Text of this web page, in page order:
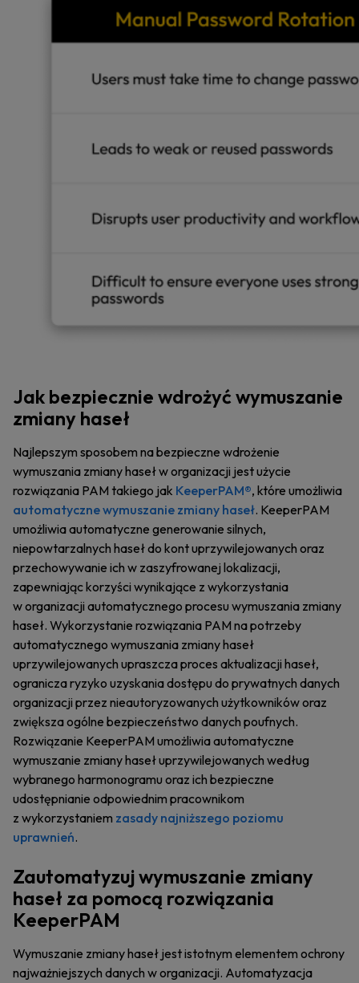
Jak bezpiecznie wdrożyć wymuszanie
zmiany haseł
Najlepszym sposobem na bezpieczne wdrożenie
wymuszania zmiany haseł w organizacji jest użycie
rozwiązania PAM takiego jak KeeperPAM®, które umożliwia
automatyczne wymuszanie zmiany haseł. KeeperPAM
umożliwia automatyczne generowanie silnych,
niepowtarzalnych haseł do kont uprzywilejowanych oraz
przechowywanie ich w zaszyfrowanej lokalizacji,
zapewniając korzyści wynikające z wykorzystania
w organizacji automatycznego procesu wymuszania zmiany
haseł. Wykorzystanie rozwiązania PAM na potrzeby
automatycznego wymuszania zmiany haseł
uprzywilejowanych upraszcza proces aktualizacji haseł,
ogranicza ryzyko uzyskania dostępu do prywatnych danych
organizacji przez nieautoryzowanych użytkowników oraz
zwiększa ogólne bezpieczeństwo danych poufnych.
Rozwiązanie KeeperPAM umożliwia automatyczne
wymuszanie zmiany haseł uprzywilejowanych według
wybranego harmonogramu oraz ich bezpieczne
udostępnianie odpowiednim pracownikom
z wykorzystaniem zasady najniższego poziomu
uprawnień.
Zautomatyzuj wymuszanie zmiany
haseł za pomocą rozwiązania
KeeperPAM
Wymuszanie zmiany haseł jest istotnym elementem ochrony
najważniejszych danych w organizacji. Automatyzacja